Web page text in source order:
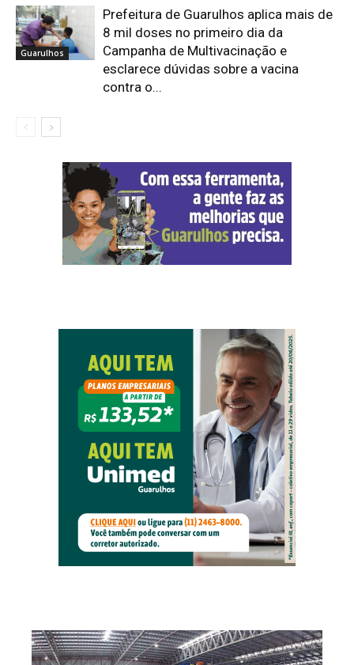
Guarulhos
Prefeitura de Guarulhos aplica mais de
8 mil doses no primeiro dia da
Campanha de Multivacinação e
esclarece dúvidas sobre a vacina
contra o...